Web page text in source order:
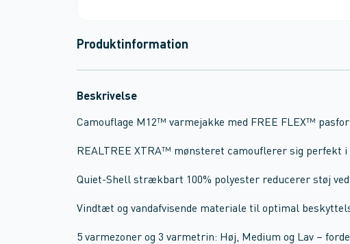
Produktinformation
Beskrivelse
Camouflage M12™ varmejakke med FREE FLEX™
REALTREE XTRA™ mønsteret camouflerer sig perfekt
Quiet-Shell strækbart 100% polyester reducerer støj
Vindtæt og vandafvisende materiale til optimal
5 varmezoner og 3 varmetrin: Høj, Medium og Lav –